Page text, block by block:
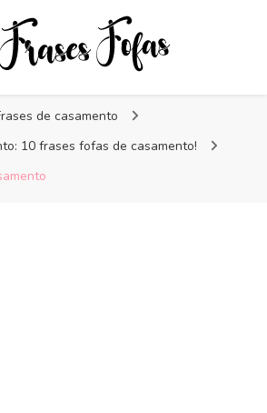
de casamento
10 frases fofas de casamento!